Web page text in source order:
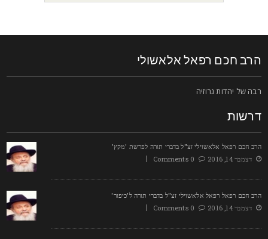
חכם רפאל אלאשולי
של יהדות גרוזיה
חכם רפאל אלאשוילי זצ"ל בדברי תורה לפרשת 'מקץ'
דצמבר 14, 2016
0 Comments
חכם רפאל רפאל אלאשוילי זצ"ל בדברי תורה ל'כיפור'
דצמבר 14, 2016
0 Comments